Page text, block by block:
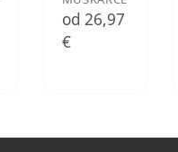
od 26,97
€